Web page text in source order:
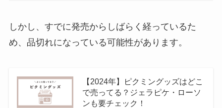
しかし、すでに発売からしばらく経っているた
め、品切れになっている可能性があります。
【2024年】ピクミングッズはどこ
で売ってる？ジェラピケ・ローソ
ンも要チェック！